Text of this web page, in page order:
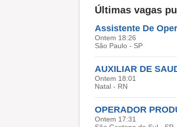
Últimas vagas
Assistente De
Ontem 18:26
São Paulo - SP
AUXILIAR DE
Ontem 18:01
Natal - RN
Ontem 17:31